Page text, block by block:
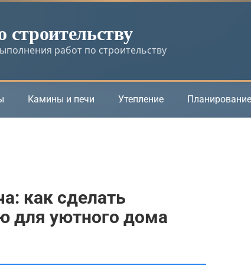
работ по строительству
Камины и печи Утепление Планирование
как сделать
для уютного дома